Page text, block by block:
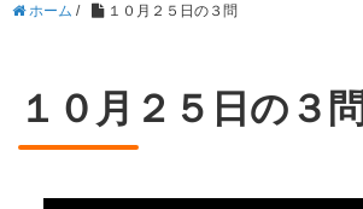
ホーム / １０月２５日の３問
１０月２５日の３問